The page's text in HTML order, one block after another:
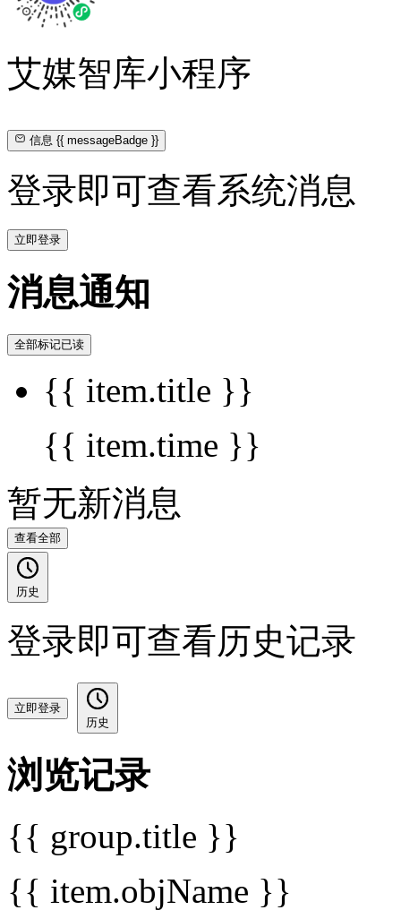
艾媒智库小程序
信息{{ messageBadge }}
登录即可查看系统消息
立即登录
消息通知
全部标记已读
{{ item.title }}
{{ item.time }}
暂无新消息
查看全部
历史
登录即可查看历史记录
立即登录
历史
浏览记录
{{ group.title }}
{{ item.objName }}